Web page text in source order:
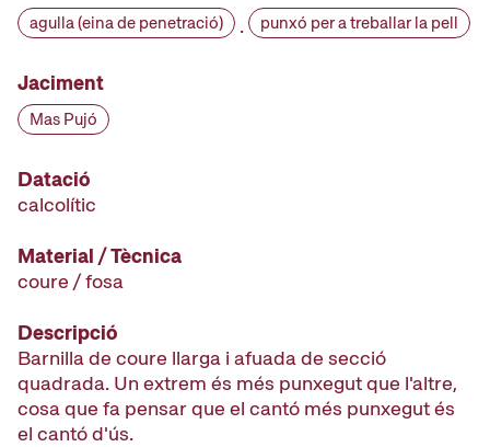
agulla (eina de penetració) · punxó per a treballar la pell
Jaciment
Mas Pujó
Datació
calcolític
Material / Tècnica
coure / fosa
Descripció
Barnilla de coure llarga i afuada de secció
quadrada. Un extrem és més punxegut que l'altre,
cosa que fa pensar que el cantó més punxegut és
el cantó d'ús.